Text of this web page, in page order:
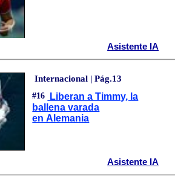
Asistente IA
Internacional | Pág.13
#16
Liberan a Timmy, la
ballena varada
en Alemania
Asistente IA